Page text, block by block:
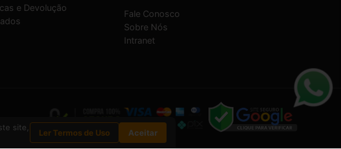
e Devolução
Fale Conosco
Sobre Nós
Intranet
site,
Ler Termos de Uso Aceitar